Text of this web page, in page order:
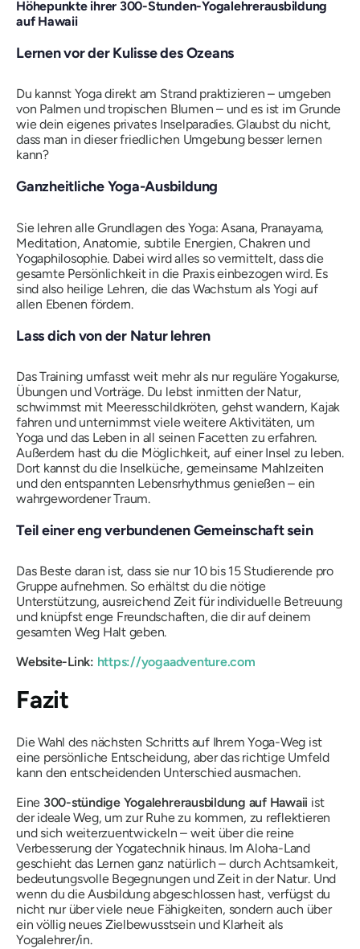
Höhepunkte ihrer 300-Stunden-Yogalehrerausbildung
auf Hawaii
Lernen vor der Kulisse des Ozeans
Du kannst Yoga direkt am Strand praktizieren – umgeben
von Palmen und tropischen Blumen – und es ist im Grunde
wie dein eigenes privates Inselparadies. Glaubst du nicht,
dass man in dieser friedlichen Umgebung besser lernen
kann?
Ganzheitliche Yoga-Ausbildung
Sie lehren alle Grundlagen des Yoga: Asana, Pranayama,
Meditation, Anatomie, subtile Energien, Chakren und
Yogaphilosophie. Dabei wird alles so vermittelt, dass die
gesamte Persönlichkeit in die Praxis einbezogen wird. Es
sind also heilige Lehren, die das Wachstum als Yogi auf
allen Ebenen fördern.
Lass dich von der Natur lehren
Das Training umfasst weit mehr als nur reguläre Yogakurse,
Übungen und Vorträge. Du lebst inmitten der Natur,
schwimmst mit Meeresschildkröten, gehst wandern, Kajak
fahren und unternimmst viele weitere Aktivitäten, um
Yoga und das Leben in all seinen Facetten zu erfahren.
Außerdem hast du die Möglichkeit, auf einer Insel zu leben.
Dort kannst du die Inselküche, gemeinsame Mahlzeiten
und den entspannten Lebensrhythmus genießen – ein
wahrgewordener Traum.
Teil einer eng verbundenen Gemeinschaft sein
Das Beste daran ist, dass sie nur 10 bis 15 Studierende pro
Gruppe aufnehmen. So erhältst du die nötige
Unterstützung, ausreichend Zeit für individuelle Betreuung
und knüpfst enge Freundschaften, die dir auf deinem
gesamten Weg Halt geben.
Website-Link: https://yogaadventure.com
Fazit
Die Wahl des nächsten Schritts auf Ihrem Yoga-Weg ist
eine persönliche Entscheidung, aber das richtige Umfeld
kann den entscheidenden Unterschied ausmachen.
Eine 300-stündige Yogalehrerausbildung auf Hawaii ist
der ideale Weg, um zur Ruhe zu kommen, zu reflektieren
und sich weiterzuentwickeln – weit über die reine
Verbesserung der Yogatechnik hinaus. Im Aloha-Land
geschieht das Lernen ganz natürlich – durch Achtsamkeit,
bedeutungsvolle Begegnungen und Zeit in der Natur. Und
wenn du die Ausbildung abgeschlossen hast, verfügst du
nicht nur über viele neue Fähigkeiten, sondern auch über
ein völlig neues Zielbewusstsein und Klarheit als
Yogalehrer/in.